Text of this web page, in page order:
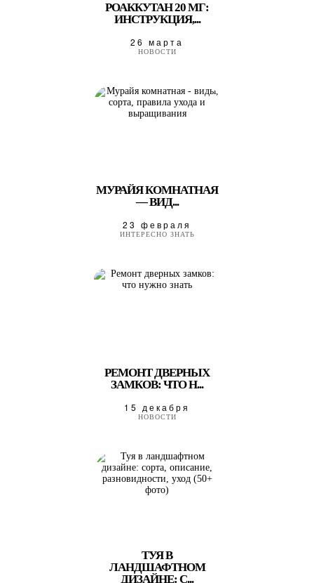
РОАККУТАН 20 МГ:
ИНСТРУКЦИЯ,...
26 марта
НОВОСТИ
МУРАЙЯ КОМНАТНАЯ
— ВИД...
23 февраля
ИНТЕРЕСНО ЗНАТЬ
РЕМОНТ ДВЕРНЫХ
ЗАМКОВ: ЧТО Н...
15 декабря
НОВОСТИ
ТУЯ В
ЛАНДШАФТНОМ
ДИЗАЙНЕ: С...